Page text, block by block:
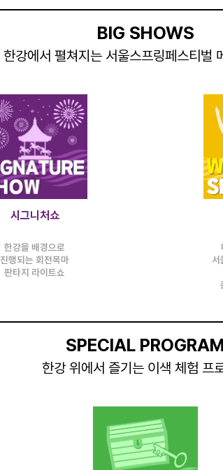
BIG SHOWS
한강에서 펼쳐지는 서울스프링페스티벌
시그니처쇼
한강을 배경으로
진행되는 회전목마
판타지 라이트쇼
서
SPECIAL PROGRAM
한강 위에서 즐기는 이색 체험 프